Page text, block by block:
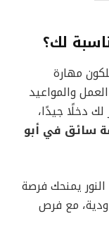
لك؟
مهارة
والمواعيد
دخلًا جيدًا،
سائق في أبو
يمنحك فرصة
مع فرص